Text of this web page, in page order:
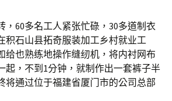
，60多名工人紧张忙碌，30多道制衣
石山县拓奇服装加工乡村就业工
给也熟练地操作缝纫机，将内衬网布
起，不到1分钟，就制作出一套裤子半
将通过位于福建省厦门市的公司总部